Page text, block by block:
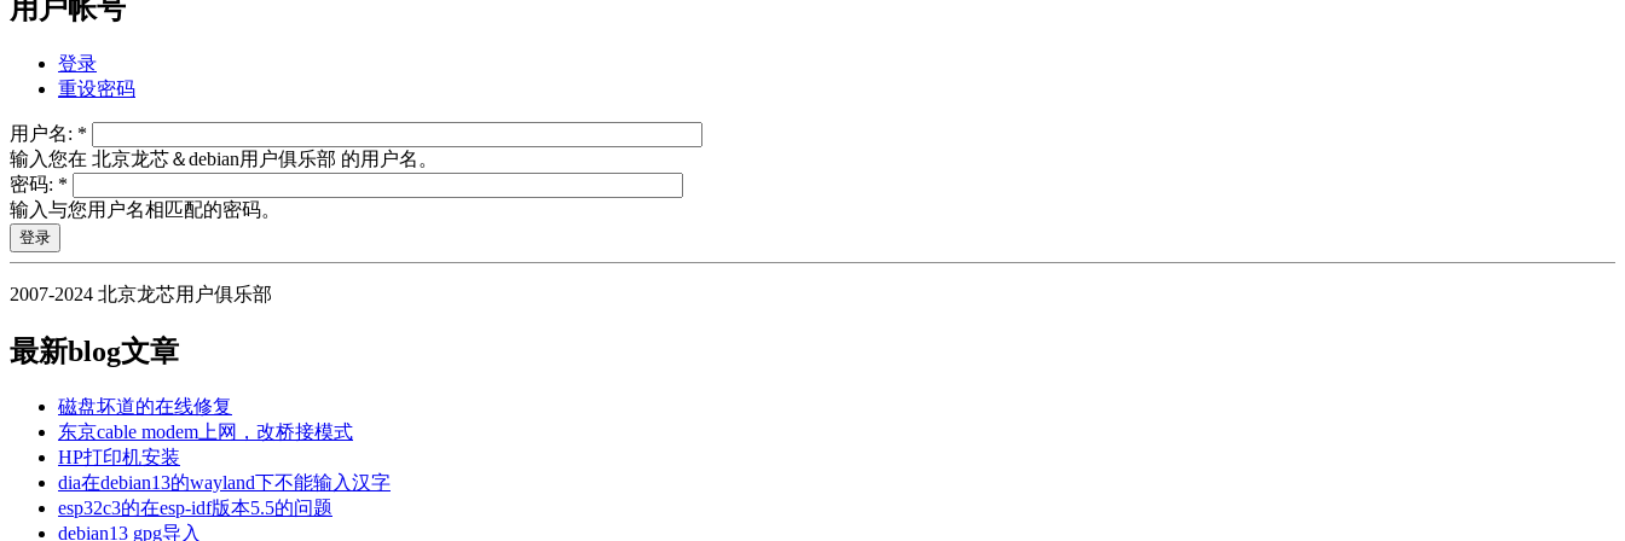
用户帐号
登录
重设密码
用户名: *
输入您在 北京龙芯＆debian用户俱乐部 的用户名。
密码: *
输入与您用户名相匹配的密码。
2007-2024 北京龙芯用户俱乐部
最新blog文章
磁盘坏道的在线修复
东京cable modem上网，改桥接模式
HP打印机安装
dia在debian13的wayland下不能输入汉字
esp32c3的在esp-idf版本5.5的问题
debian13 gpg导入